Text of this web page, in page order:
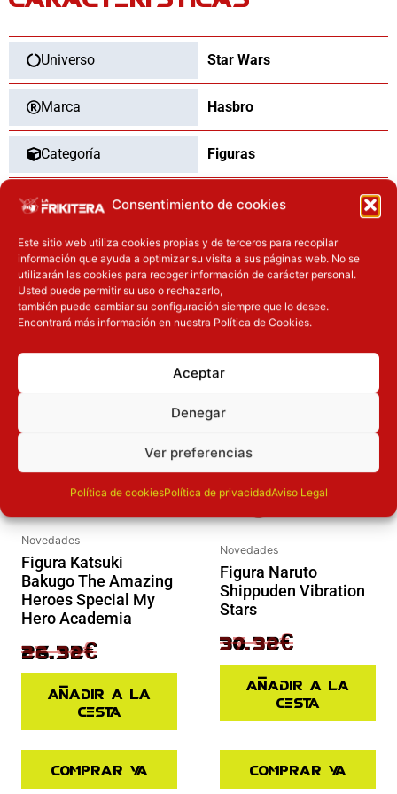
Consentimiento de cookies
Este sitio web utiliza cookies propias y de terceros para recopilar
información que ayuda a optimizar su visita a sus páginas web. No se
utilizarán las cookies para recoger información de carácter personal.
Usted puede permitir su uso o rechazarlo,
también puede cambiar su configuración siempre que lo desee.
Encontrará más información en nuestra Política de Cookies.
Aceptar
Denegar
Ver preferencias
Política de cookiesPolítica de privacidadAviso Legal
cantidad
Universo Star Wars
Marca Hasbro
Categoría Figuras
Tipo Nuevo
OTROS PRODUCTOS QUE TE
PUEDEN INTERESAR
Novedades
Figura Katsuki
Bakugo The Amazing
Heroes Special My
Hero Academia
32.90€
El precio original era: 32.90€.
26.32€
El precio actual es: 26.32€.
Añadir a la
cesta
Comprar ya
Novedades
Figura Naruto
Shippuden Vibration
Stars
37.90€
El precio original era: 37.90€.
30.32€
El precio actual es: 30.32€.
Añadir a la
cesta
Comprar ya